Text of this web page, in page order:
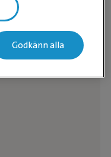
Godkänn alla